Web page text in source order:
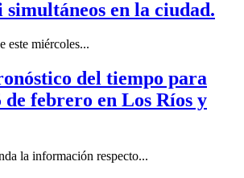
simultáneos en la ciudad.
este miércoles...
del tiempo para
de febrero en Los Ríos y
la información respecto...